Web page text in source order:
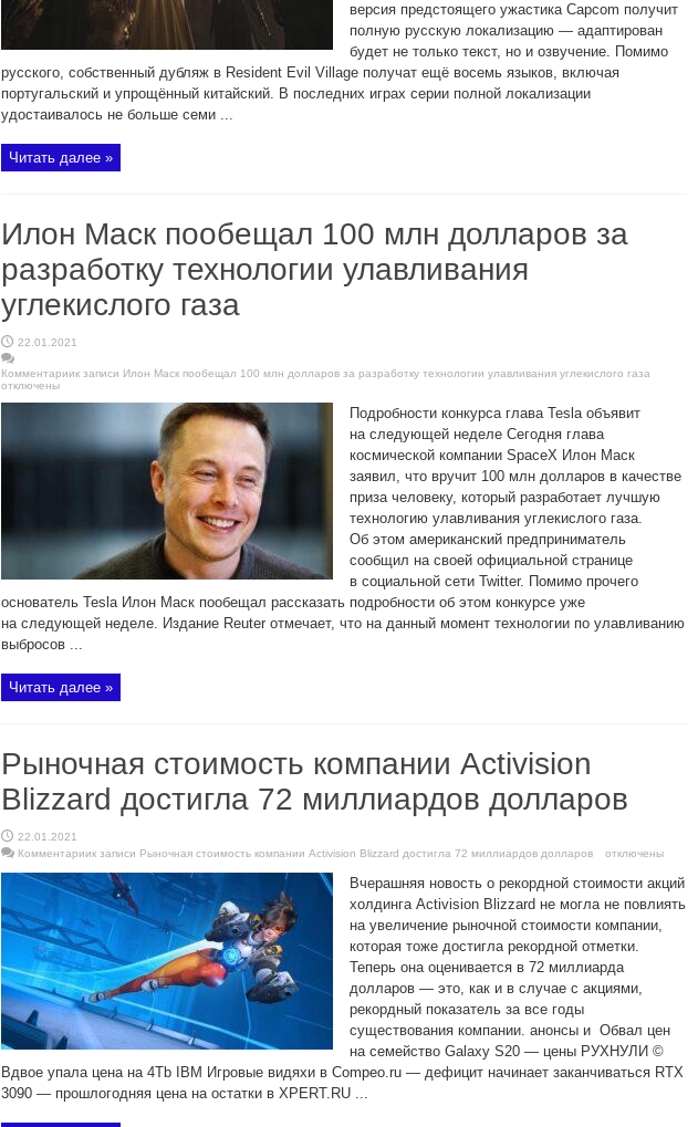
версия предстоящего ужастика Capcom получит
полную русскую локализацию — адаптирован
будет не только текст, но и озвучение. Помимо
русского, собственный дубляж в Resident Evil Village получат ещё восемь языков, включая
португальский и упрощённый китайский. В последних играх серии полной локализации
удостаивалось не больше семи ...
Читать далее »
Илон Маск пообещал 100 млн долларов за
разработку технологии улавливания
углекислого газа
22.01.2021
Комментариик записи Илон Маск пообещал 100 млн долларов за разработку технологии улавливания углекислого газа
отключены
Подробности конкурса глава Tesla объявит
на следующей неделе Сегодня глава
космической компании SpaceX Илон Маск
заявил, что вручит 100 млн долларов в качестве
приза человеку, который разработает лучшую
технологию улавливания углекислого газа.
Об этом американский предприниматель
сообщил на своей официальной странице
в социальной сети Twitter. Помимо прочего
основатель Tesla Илон Маск пообещал рассказать подробности об этом конкурсе уже
на следующей неделе. Издание Reuter отмечает, что на данный момент технологии по улавливанию
выбросов ...
Читать далее »
Рыночная стоимость компании Activision
Blizzard достигла 72 миллиардов долларов
22.01.2021
Комментариик записи Рыночная стоимость компании Activision Blizzard достигла 72 миллиардов долларов отключены
Вчерашняя новость о рекордной стоимости акций
холдинга Activision Blizzard не могла не повлиять
на увеличение рыночной стоимости компании,
которая тоже достигла рекордной отметки.
Теперь она оценивается в 72 миллиарда
долларов — это, как и в случае с акциями,
рекордный показатель за все годы
существования компании. анонсы и Обвал цен
на семейство Galaxy S20 — цены РУХНУЛИ ©
Вдвое упала цена на 4Tb IBM Игровые видяхи в Compeo.ru — дефицит начинает заканчиваться RTX
3090 — прошлогодняя цена на остатки в XPERT.RU ...